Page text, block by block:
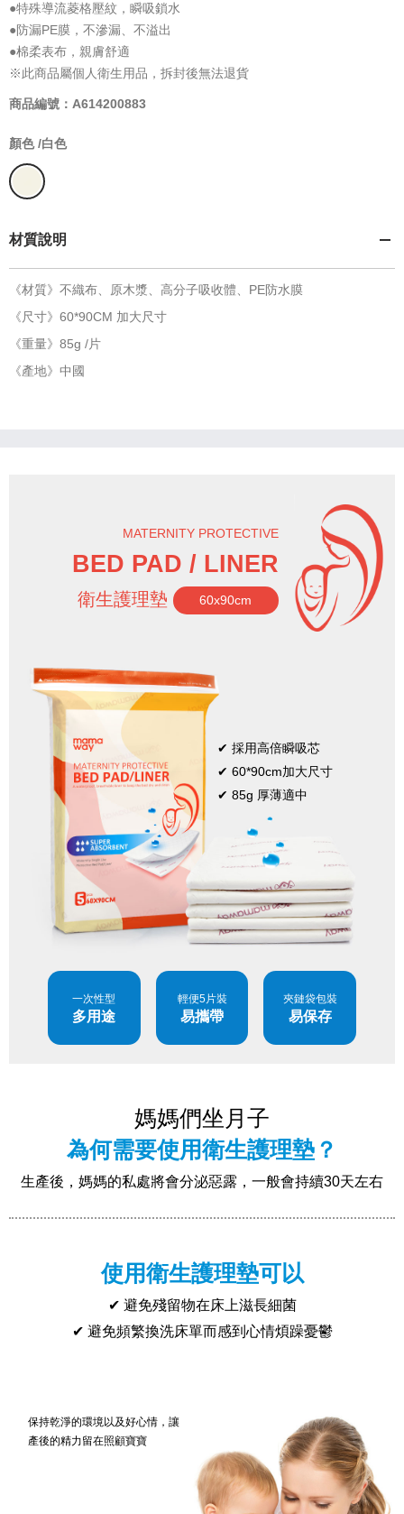
●特殊導流菱格壓紋，瞬吸鎖水
●防漏PE膜，不滲漏、不溢出
●棉柔表布，親膚舒適
※此商品屬個人衛生用品，拆封後無法退貨
商品編號：A614200883
顏色 /白色
材質說明
《材質》不織布、原木漿、高分子吸收體、PE防水膜
《尺寸》60*90CM 加大尺寸
《重量》85g /片
《產地》中國
MATERNITY PROTECTIVE
BED PAD / LINER
衛生護理墊 60x90cm
✔ 採用高倍瞬吸芯
✔ 60*90cm加大尺寸
✔ 85g 厚薄適中
一次性型
多用途
輕便5片裝
易攜帶
夾鏈袋包裝
易保存
媽媽們坐月子
為何需要使用衛生護理墊？
生產後，媽媽的私處將會分泌惡露，一般會持續30天左右
使用衛生護理墊可以
✔ 避免殘留物在床上滋長細菌
✔ 避免頻繁換洗床單而感到心情煩躁憂鬱
保持乾淨的環境以及好心情，讓
產後的精力留在照顧寶寶